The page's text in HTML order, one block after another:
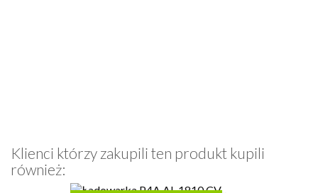
Klienci którzy zakupili ten produkt kupili
również: